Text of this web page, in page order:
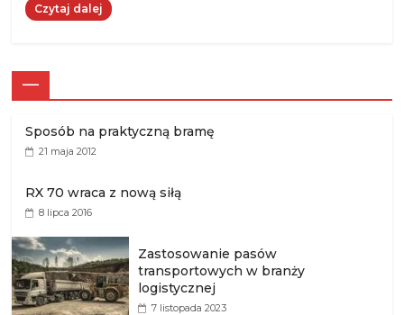
Czytaj dalej
—
Sposób na praktyczną bramę
21 maja 2012
RX 70 wraca z nową siłą
8 lipca 2016
Zastosowanie pasów
transportowych w branży
logistycznej
7 listopada 2023